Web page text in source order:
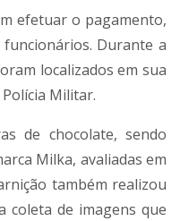
efetuar o pagamento,
Durante a
localizados em sua
Militar.
de chocolate, sendo
Milka, avaliadas em
também realizou
coleta de imagens que